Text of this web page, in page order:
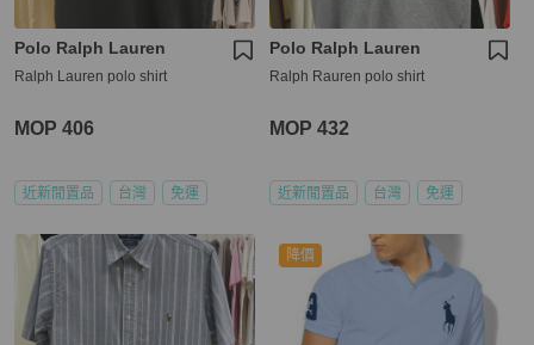
Polo Ralph Lauren
Ralph Lauren polo shirt
MOP 406
近新閒置品 台灣 免運
Polo Ralph Lauren
Ralph Rauren polo shirt
MOP 432
近新閒置品 台灣 免運
降價